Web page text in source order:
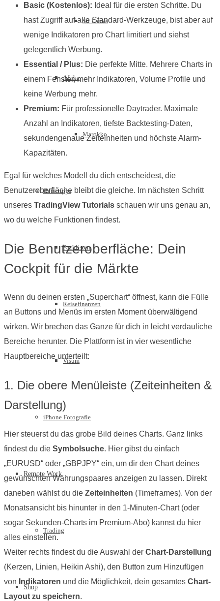
Sri Lanka
Afrika
Marokko
Reisetipps
Packlisten
Reisefinanzen
Visum
iPhone Fotografie
Remote Work
Trading
Shop
Basic (Kostenlos): Ideal für die ersten Schritte. Du
hast Zugriff auf alle Standard-Werkzeuge, bist aber auf
wenige Indikatoren pro Chart limitiert und siehst
gelegentlich Werbung.
Essential / Plus: Die perfekte Mitte. Mehrere Charts in
einem Fenster, mehr Indikatoren, Volume Profile und
keine Werbung mehr.
Premium: Für professionelle Daytrader. Maximale
Anzahl an Indikatoren, tiefste Backtesting-Daten,
sekundengenaue Zeiteinheiten und höchste Alarm-
Kapazitäten.
Egal für welches Modell du dich entscheidest, die
Benutzeroberfläche bleibt die gleiche. Im nächsten Schritt
unseres TradingView Tutorials schauen wir uns genau an,
wo du welche Funktionen findest.
Die Benutzeroberfläche: Dein
Cockpit für die Märkte
Wenn du deinen ersten „Superchart“ öffnest, kann die Fülle
an Buttons und Menüs im ersten Moment überwältigend
wirken. Wir brechen das Ganze für dich in leicht verdauliche
Bereiche herunter. Die Plattform ist in vier wesentliche
Hauptbereiche unterteilt:
1. Die obere Menüleiste (Zeiteinheiten &
Darstellung)
Hier steuerst du das grobe Bild deines Charts. Ganz links
findest du die Symbolsuche. Hier gibst du einfach
„EURUSD“ oder „GBPJPY“ ein, um dir den Chart deines
gewünschten Währungspaares anzeigen zu lassen. Direkt
daneben wählst du die Zeiteinheiten (Timeframes). Von der
Monatsansicht bis hinunter in den 1-Minuten-Chart (oder
sogar Sekunden-Charts im Premium-Abo) kannst du hier
alles einstellen.
Weiter rechts findest du die Auswahl der Chart-Darstellung
(Kerzen, Linien, Heikin Ashi), den Button zum Hinzufügen
von Indikatoren und die Möglichkeit, dein gesamtes Chart-
Layout zu speichern.